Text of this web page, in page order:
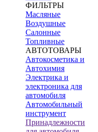
ФИЛЬТРЫ
Масляные
Воздушные
Салонные
Топливные
АВТОТОВАРЫ
Автокосметика и
Автохимия
Электрика и
электроника для
автомобиля
Автомобильный
инструмент
Принадлежности